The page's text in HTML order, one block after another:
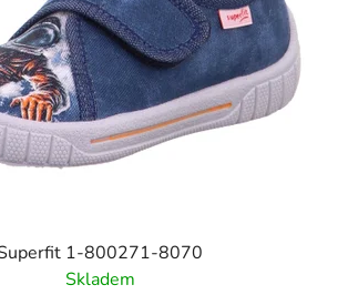
1-800271-8070
Skladem